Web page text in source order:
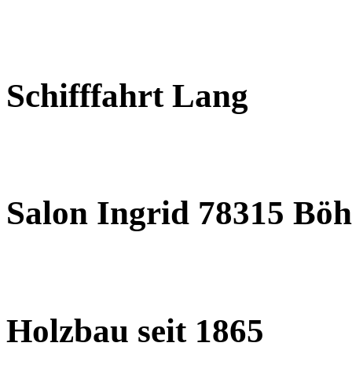
Schifffahrt Lang
Salon Ingrid 78315
Holzbau seit 1865